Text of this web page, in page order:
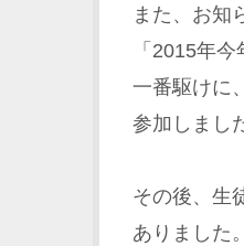
また、お知
「2015年
一番駆けに
参加しまし
その後、生
ありました。